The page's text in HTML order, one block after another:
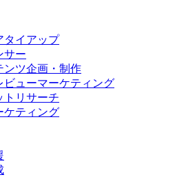
タイアップ
サー
ンツ企画・制作
ビューマーケティング
トリサーチ
ケティング